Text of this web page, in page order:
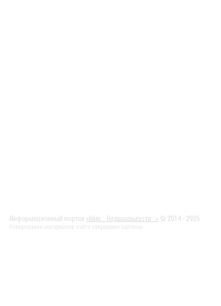
Информационный портал «Мир :: Недвижимости ::» © 2014 - 2026
Копирование материалов сайта запрещено законом.